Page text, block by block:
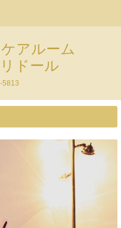
アルーム
ドール
5813